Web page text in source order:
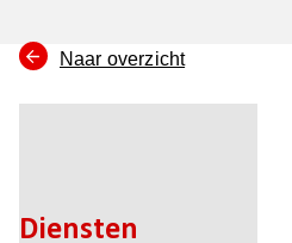
Naar overzicht
Diensten